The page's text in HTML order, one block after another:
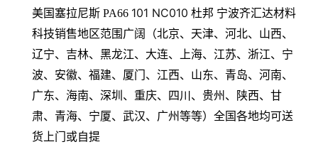
美国塞拉尼斯 PA66 101 NC010 杜邦 宁波齐汇达材料
科技销售地区范围广阔（北京、天津、河北、山西、
辽宁、吉林、黑龙江、大连、上海、江苏、浙江、宁
波、安徽、福建、厦门、江西、山东、青岛、河南、
广东、海南、深圳、重庆、四川、贵州、陕西、甘
肃、青海、宁厦、武汉、广州等等）全国各地均可送
货上门或自提